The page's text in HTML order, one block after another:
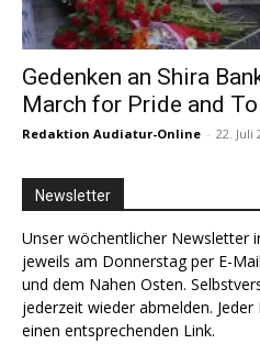
Gedenken an Shira
March for Pride and
Redaktion Audiatur-Online - 22. Juli
Newsletter
Unser wöchentlicher Newsletter
jeweils am Donnerstag per E-
und dem Nahen Osten.
jederzeit wieder abmelden.
einen entsprechenden Link.